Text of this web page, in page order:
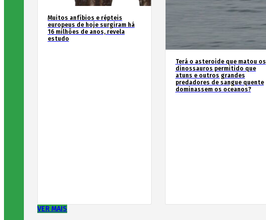
Muitos anfíbios e répteis
europeus de hoje surgiram há
16 milhões de anos, revela
estudo
Terá o asteroide que matou os
dinossauros permitido que
atuns e outros grandes
predadores de sangue quente
dominassem os oceanos?
VER MAIS